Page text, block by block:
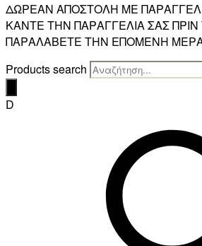
ΔΩΡΕΑΝ ΑΠΟΣΤΟΛΗ ΜΕ
ΚΑΝΤΕ ΤΗΝ ΠΑΡΑΓΓΕΛΙΑ ΣΑΣ ΠΡΙΝ
ΠΑΡΑΛΑΒΕΤΕ ΤΗΝ ΕΠΟΜΕΝΗ
Products search
D